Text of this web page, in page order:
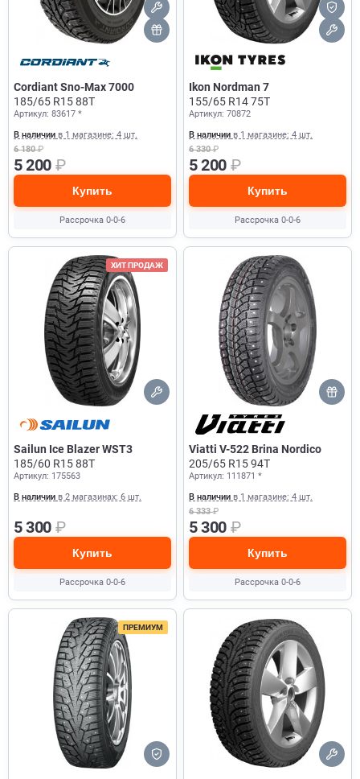
Cordiant Sno-Max 7000
185/65 R15 88T
Артикул: 83617 *
В наличии в 1 магазине: 4 шт.
6 180₽
5 200 ₽
Купить
Рассрочка 0-0-6
Ikon Nordman 7
155/65 R14 75T
Артикул: 70872
В наличии в 1 магазине: 4 шт.
6 330₽
5 200 ₽
Купить
Рассрочка 0-0-6
ХИТ ПРОДАЖ
Sailun Ice Blazer WST3
185/60 R15 88T
Артикул: 175563
В наличии в 2 магазинах: 6 шт.
5 300 ₽
Купить
Рассрочка 0-0-6
Viatti V-522 Brina Nordico
205/65 R15 94T
Артикул: 111871 *
В наличии в 1 магазине: 4 шт.
6 333₽
5 300 ₽
Купить
Рассрочка 0-0-6
ПРЕМИУМ